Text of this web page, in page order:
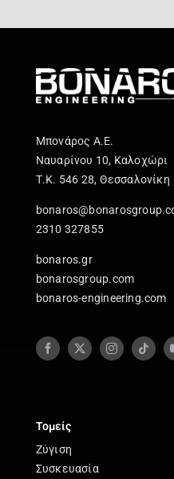
Μπονάρος Α.Ε.
Ναυαρίνου 10, Καλοχώρι
Τ.Κ. 546 28, Θεσσαλονίκη
2310 327855
bonaros.gr
bonarosgroup.com
bonaros-engineering.com
Τομείς
Ζύγιση
Συσκευασία